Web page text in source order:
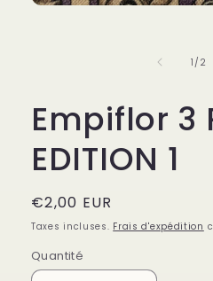
1 /de
2
Empiflor 3
EDITION 1
Prix
habituel
€2,00 EUR
Taxes incluses. Frais d'expédition
Quantité
Quantité